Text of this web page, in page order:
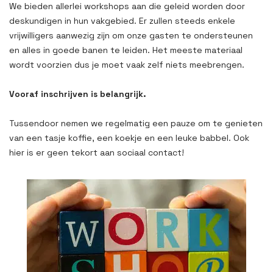
We bieden allerlei workshops aan die geleid worden door
deskundigen in hun vakgebied. Er zullen steeds enkele
vrijwilligers aanwezig zijn om onze gasten te ondersteunen
en alles in goede banen te leiden. Het meeste materiaal
wordt voorzien dus je moet vaak zelf niets meebrengen.
Vooraf inschrijven is belangrijk.
Tussendoor nemen we regelmatig een pauze om te genieten
van een tasje koffie, een koekje en een leuke babbel. Ook
hier is er geen tekort aan sociaal contact!